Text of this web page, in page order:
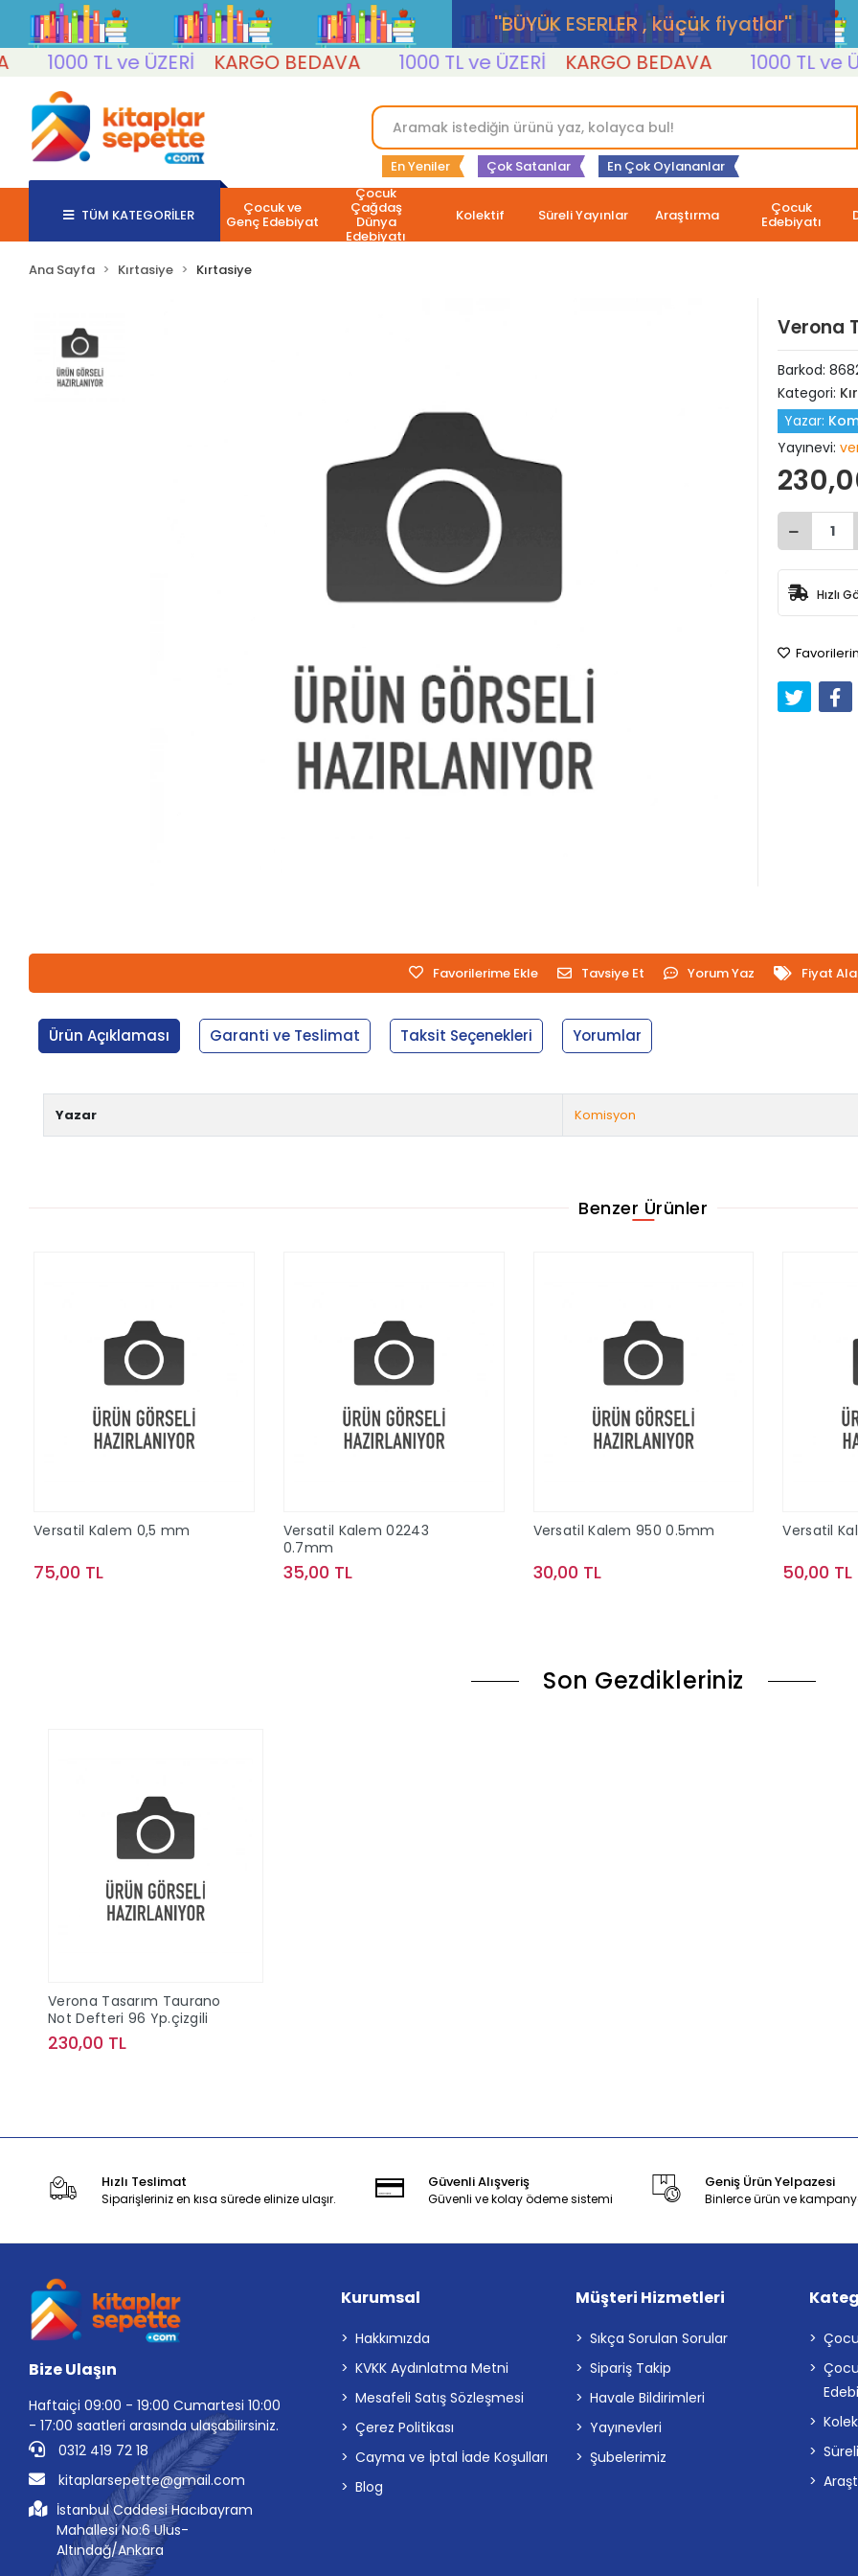
''BÜYÜK ESERLER , küçük fiyatlar''
1000 TL ve ÜZERİ
KARGO BEDAVA 1000 TL ve ÜZERİ KARGO BEDAVA 1000 TL ve
En Yeniler Çok Satanlar En Çok Oylananlar
TÜM KATEGORİLER Çocuk ve
Genç Edebiyat
Çocuk
Çağdaş
Dünya
Edebiyatı
Kolektif Süreli Yayınlar Araştırma Çocuk
Edebiyatı
Ana Sayfa Kırtasiye Kırtasiye
Verona
Barkod:
Kategori:
Yazar:
Yayınevi:
Hızlı
Favorilerime Ekle Tavsiye Et Yorum Yaz Fiyat
Ürün Açıklaması Garanti ve Teslimat Taksit Seçenekleri Yorumlar
Yazar Komisyon
Benzer Ürünler
Versatil Kalem 0,5 mm
75,00 TL
Versatil Kalem 02243
0.7mm
35,00 TL
Versatil Kalem 950 0.5mm
30,00 TL
Versatil
50,00 TL
Son Gezdikleriniz
Verona Tasarım Taurano
Not Defteri 96 Yp.çizgili
230,00 TL
Hızlı Teslimat
Siparişleriniz en kısa sürede elinize ulaşır.
Güvenli Alışveriş
Güvenli ve kolay ödeme sistemi
Geniş Ürün Yelpazesi
Binlerce ürün ve
Bize Ulaşın
Haftaiçi 09:00 - 19:00 Cumartesi 10:00
- 17:00 saatleri arasında ulaşabilirsiniz.
0312 419 72 18
kitaplarsepette@gmail.com
İstanbul Caddesi Hacıbayram
Mahallesi No:6 Ulus-
Altındağ/Ankara
Kurumsal
Hakkımızda
KVKK Aydınlatma Metni
Mesafeli Satış Sözleşmesi
Çerez Politikası
Cayma ve İptal İade Koşulları
Blog
Müşteri Hizmetleri
Sıkça Sorulan Sorular
Sipariş Takip
Havale Bildirimleri
Yayınevleri
Şubelerimiz